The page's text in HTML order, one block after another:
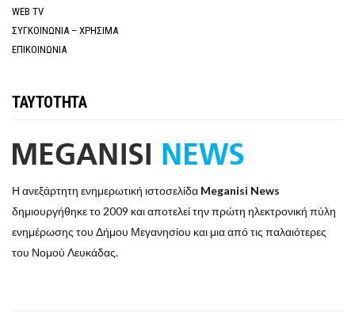
WEB TV
ΣΥΓΚΟΙΝΩΝΙΑ – ΧΡΗΣΙΜΑ
ΕΠΙΚΟΙΝΩΝΙΑ
ΤΑΥΤΟΤΗΤΑ
Η ανεξάρτητη ενημερωτική ιστοσελίδα Meganisi News
δημιουργήθηκε το 2009 και αποτελεί την πρώτη ηλεκτρονική πύλη
ενημέρωσης του Δήμου Μεγανησίου και μια από τις παλαιότερες
του Νομού Λευκάδας.